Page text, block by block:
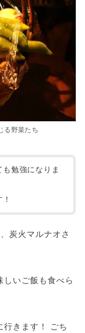
る野菜たち
勉強になりま
炭火マルナオさ
しいご飯も食べら
行きます！ ごち